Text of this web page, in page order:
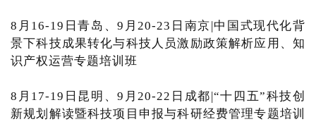
8月16-19日青岛、9月20-23日南京|中国式现代化背
景下科技成果转化与科技人员激励政策解析应用、知
识产权运营专题培训班
8月17-19日昆明、9月20-22日成都|“十四五”科技创
新规划解读暨科技项目申报与科研经费管理专题培训